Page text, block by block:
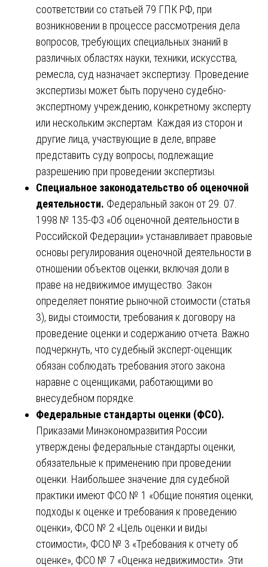
соответствии со статьей 79 ГПК РФ, при
возникновении в процессе рассмотрения дела
вопросов, требующих специальных знаний в
различных областях науки, техники, искусства,
ремесла, суд назначает экспертизу. Проведение
экспертизы может быть поручено судебно-
экспертному учреждению, конкретному эксперту
или нескольким экспертам. Каждая из сторон и
другие лица, участвующие в деле, вправе
представить суду вопросы, подлежащие
разрешению при проведении экспертизы.
Специальное законодательство об оценочной
деятельности. Федеральный закон от 29. 07.
1998 № 135-ФЗ «Об оценочной деятельности в
Российской Федерации» устанавливает правовые
основы регулирования оценочной деятельности в
отношении объектов оценки, включая доли в
праве на недвижимое имущество. Закон
определяет понятие рыночной стоимости (статья
3), виды стоимости, требования к договору на
проведение оценки и содержанию отчета. Важно
подчеркнуть, что судебный эксперт-оценщик
обязан соблюдать требования этого закона
наравне с оценщиками, работающими во
внесудебном порядке.
Федеральные стандарты оценки (ФСО).
Приказами Минэкономразвития России
утверждены федеральные стандарты оценки,
обязательные к применению при проведении
оценки. Наибольшее значение для судебной
практики имеют ФСО № 1 «Общие понятия оценки,
подходы к оценке и требования к проведению
оценки», ФСО № 2 «Цель оценки и виды
стоимости», ФСО № 3 «Требования к отчету об
оценке», ФСО № 7 «Оценка недвижимости». Эти